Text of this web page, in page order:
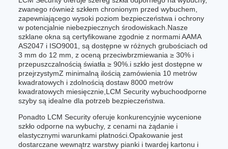
zwanego również szkłem chronionym przed wybuchem,
zapewniającego wysoki poziom bezpieczeństwa i ochrony
w potencjalnie niebezpiecznych środowiskach.Nasze
szklane okna są certyfikowane zgodnie z normami AAMA
AS2047 i ISO9001, są dostępne w różnych grubościach od
3 mm do 12 mm, z oceną przeciwbrzmiewania ≥ 30% i
przepuszczalnością światła ≥ 90%.i szkło jest dostępne w
przejrzystymZ minimalną ilością zamówienia 10 metrów
kwadratowych i zdolnością dostaw 8000 metrów
kwadratowych miesięcznie,LCM Security wybuchoodporne
szyby są idealne dla potrzeb bezpieczeństwa.
Ponadto LCM Security oferuje konkurencyjnie wycenione
szkło odporne na wybuchy, z cenami na żądanie i
elastycznymi warunkami płatności.Opakowanie jest
dostarczane wewnątrz warstwy pianki i twardej kartonu i